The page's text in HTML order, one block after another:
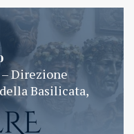
Direzione
Basilicata,